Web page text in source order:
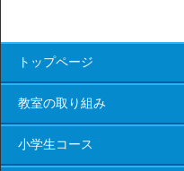
トップページ
教室の取り組み
小学生コース